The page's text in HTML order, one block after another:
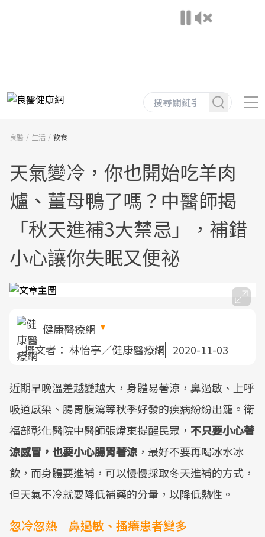
良醫 生活 飲食
天氣變冷，你也開始吃羊肉
爐、薑母鴨了嗎？中醫師揭
「秋天進補3大禁忌」，補錯
小心讓你失眠又便祕
健康醫療網
撰文者： 林怡亭／健康醫療網 2020-11-03
近期早晚溫差越變越大，身體易著涼，鼻過敏、上呼
吸道感染、腸胃腹瀉等秋季好發的疾病紛紛出籠。衛
福部彰化醫院中醫師張煒東提醒民眾， 不只要小心著
涼感冒，也要小心腸胃著涼 ，最好不要再喝冰水冰
飲，而身體要進補，可以慢慢採取冬天進補的方式，
但天氣不冷就要降低補藥的分量，以降低熱性。
忽冷忽熱 鼻過敏、搔癢患者變多